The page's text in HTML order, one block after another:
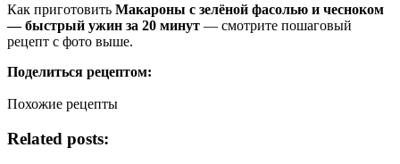
Как приготовить Макароны с зелёной фасолью и чесноком
— быстрый ужин за 20 минут — смотрите пошаговый
рецепт с фото выше.
Поделиться рецептом:
Похожие рецепты
Related posts: